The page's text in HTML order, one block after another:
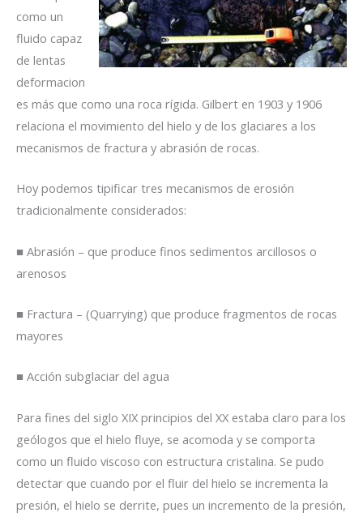
como un
fluido capaz
de lentas
deformacion
es más que como una roca rígida. Gilbert en 1903 y 1906
relaciona el movimiento del hielo y de los glaciares a los
mecanismos de fractura y abrasión de rocas.
Hoy podemos tipificar tres mecanismos de erosión
tradicionalmente considerados:
■ Abrasión – que produce finos sedimentos arcillosos o
arenosos
■ Fractura – (Quarrying) que produce fragmentos de rocas
mayores
■ Acción subglaciar del agua
Para fines del siglo XIX principios del XX estaba claro para los
geólogos que el hielo fluye, se acomoda y se comporta
como un fluido viscoso con estructura cristalina. Se pudo
detectar que cuando por el fluir del hielo se incrementa la
presión, el hielo se derrite, pues un incremento de la presión,